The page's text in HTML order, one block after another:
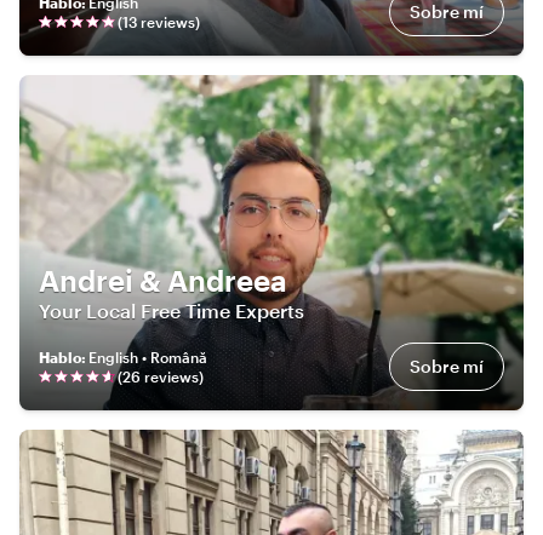
(13reviews) Sobre mí
Andrei & Andreea
Your Local Free Time Experts
Hablo: English • Română
(26 reviews) Sobre mí